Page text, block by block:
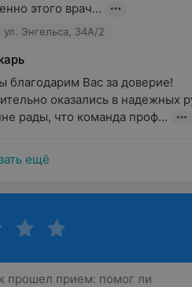
этого врач...
Энгельса, 34А/2
благодарим Вас за доверие!
оказались в надежных
рады, что команда проф...
ещё